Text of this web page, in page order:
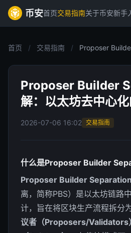
币安首页交易指南关于币安新手
首页 / 交易指南 / Proposer
Proposer Builder
解：以太坊去中心
2026-07-06 16:02 交易指南
什么是Proposer Builder
Proposer Builder Separation
离，简称PBS）是以太坊链路
计，旨在将区块生产流程拆分
议者（Proposers/Validators）